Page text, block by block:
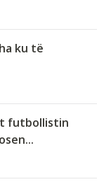
ku të
futbollistin